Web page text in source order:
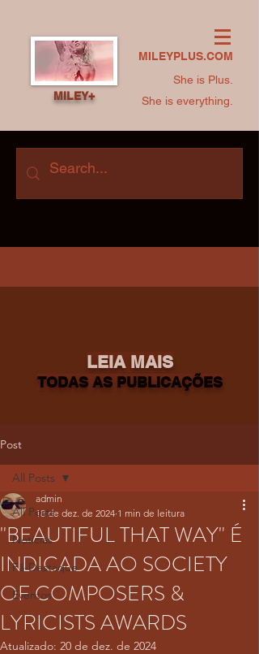
MILEYPLUS.COM
She is Plus.
She is everything.
MILEY+
LEIA MAIS
TODAS AS PUBLICAÇÕES
Post
All Posts
Notícias
Fã-Destaque
Eventos
All Posts
"BEAUTIFUL THAT WAY" É
INDICADA AO SOCIETY
OF COMPOSERS &
LYRICISTS AWARDS
admin
18 de dez. de 2024 1 min de leitura
Atualizado: 20 de dez. de 2024